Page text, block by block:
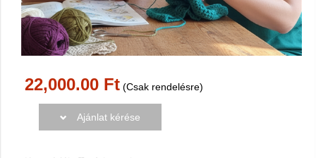
22,000.00 Ft (Csak rendelésre)
Ajánlat kérése